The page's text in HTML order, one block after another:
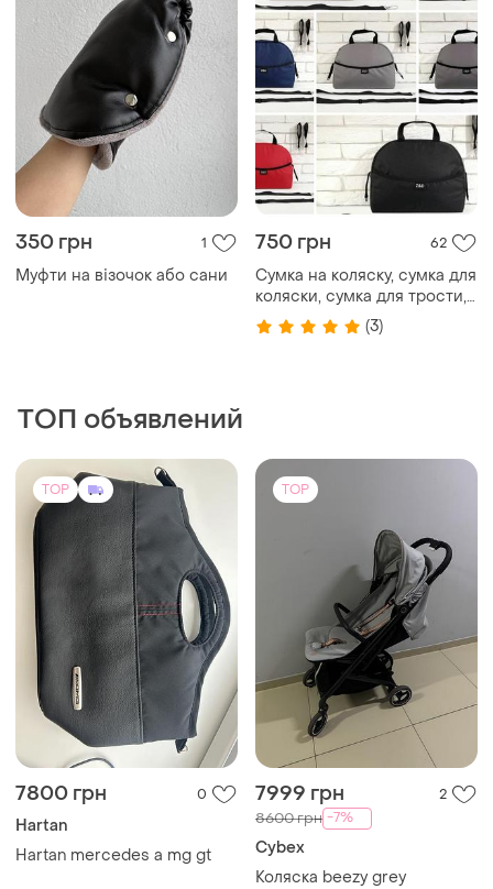
350 грн 1
Муфти на візочок або сани
750 грн 62
Сумка на коляску, сумка для
коляски, сумка для трости,
сумка органайзер для
прогулочной коляски,
(3)
ТОП объявлений
TOP
7800 грн 0
Hartan
Hartan mercedes a mg gt
TOP
7999 грн 2
8600 грн -7%
Cybex
Коляска beezy grey